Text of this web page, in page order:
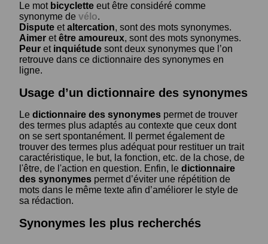
Le mot bicyclette eut être considéré comme
synonyme de vélo.
Dispute etaltercation, sont des mots synonymes.
Aimer etêtre amoureux, sont des mots synonymes.
Peur et inquiétude sont deux synonymes que l’on
retrouve dans ce dictionnaire des synonymes en
ligne.
Usage d’un dictionnaire des synonymes
Le dictionnaire des synonymes permet de trouver
des termes plus adaptés au contexte que ceux dont
on se sert spontanément. Il permet également de
trouver des termes plus adéquat pour restituer un trait
caractéristique, le but, la fonction, etc. de la chose, de
l'être, de l'action en question. Enfin, le dictionnaire
des synonymes permet d’éviter une répétition de
mots dans le même texte afin d’améliorer le style de
sa rédaction.
Synonymes les plus recherchés